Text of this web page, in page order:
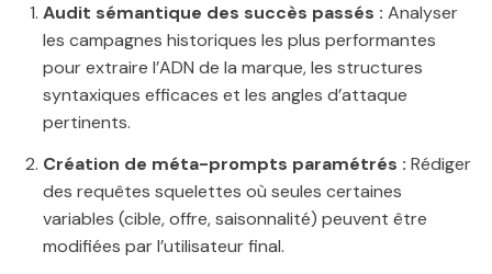
Audit sémantique des succès passés : Analyser
les campagnes historiques les plus performantes
pour extraire l’ADN de la marque, les structures
syntaxiques efficaces et les angles d’attaque
pertinents.
Création de méta-prompts paramétrés : Rédiger
des requêtes squelettes où seules certaines
variables (cible, offre, saisonnalité) peuvent être
modifiées par l’utilisateur final.